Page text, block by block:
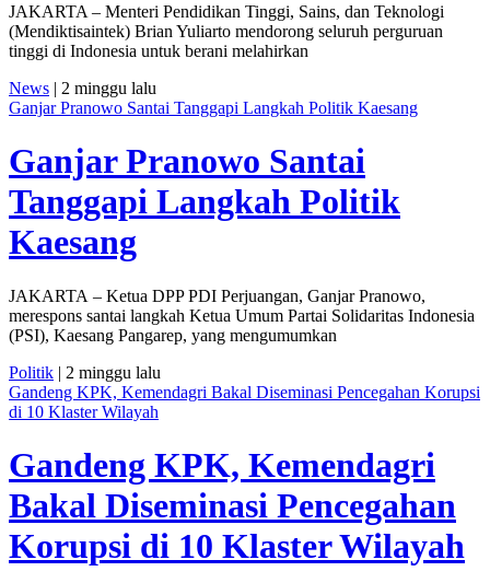
JAKARTA – Menteri Pendidikan Tinggi, Sains, dan Teknologi
(Mendiktisaintek) Brian Yuliarto mendorong seluruh perguruan
tinggi di Indonesia untuk berani melahirkan
News | 2 minggu lalu
Ganjar Pranowo Santai Tanggapi Langkah Politik Kaesang
Ganjar Pranowo Santai
Tanggapi Langkah Politik
Kaesang
JAKARTA – Ketua DPP PDI Perjuangan, Ganjar Pranowo,
merespons santai langkah Ketua Umum Partai Solidaritas Indonesia
(PSI), Kaesang Pangarep, yang mengumumkan
Politik | 2 minggu lalu
Gandeng KPK, Kemendagri Bakal Diseminasi Pencegahan Korupsi
di 10 Klaster Wilayah
Gandeng KPK, Kemendagri
Bakal Diseminasi Pencegahan
Korupsi di 10 Klaster Wilayah